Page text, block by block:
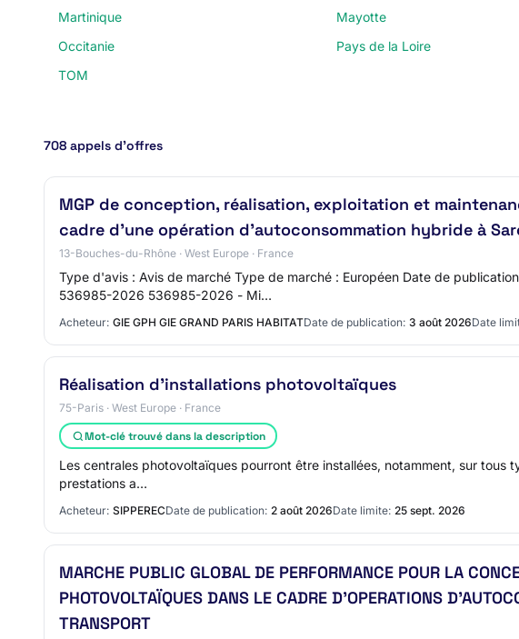
Martinique
Mayotte
Occitanie
Pays de la Loire
TOM
708 appels d’offres
MGP de conception, réalisation, exploitation et
cadre d'une opération d'autoconsommation hybride à
13-Bouches-du-Rhône · West Europe · France
Type d'avis : Avis de marché Type de marché : Européen Date de
536985-2026 536985-2026 - Mi…
Acheteur: GIE GPH GIE GRAND PARIS HABITATDate de publication: 3 août 2026Date
Réalisation d’installations photovoltaïques
75-Paris · West Europe · France
Mot-clé trouvé dans la description
Les centrales photovoltaïques pourront être installées, notamment, sur tous
prestations a…
Acheteur: SIPPERECDate de publication: 2 août 2026Date limite: 25 sept. 2026
MARCHE PUBLIC GLOBAL DE PERFORMANCE POUR LA
PHOTOVOLTAÏQUES DANS LE CADRE D'OPERATIONS
TRANSPORT